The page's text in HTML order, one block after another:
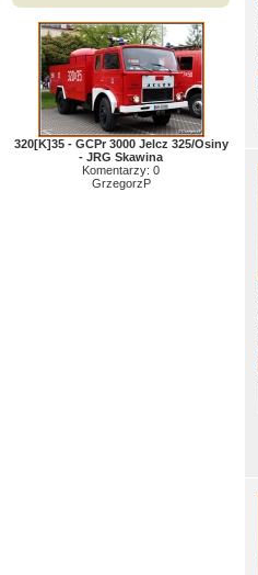
320[K]35 - GCPr 3000 Jelcz 325/Osiny
- JRG Skawina
Komentarzy: 0
GrzegorzP